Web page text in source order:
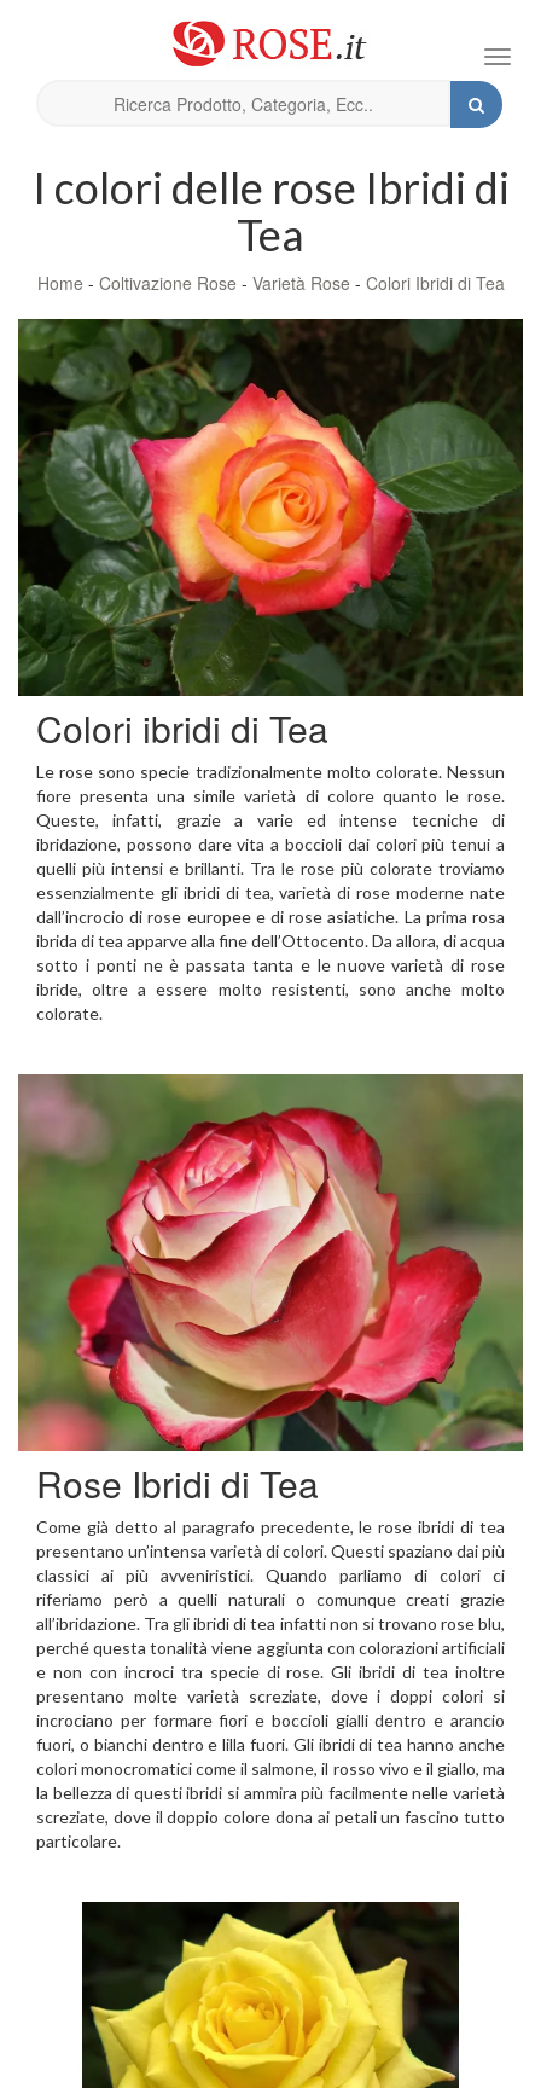
I colori delle rose Ibridi di
Tea
Home - Coltivazione Rose - Varietà Rose - Colori Ibridi di Tea
Colori ibridi di Tea
Le rose sono specie tradizionalmente molto colorate. Nessun
fiore presenta una simile varietà di colore quanto le rose.
Queste, infatti, grazie a varie ed intense tecniche di
ibridazione, possono dare vita a boccioli dai colori più tenui a
quelli più intensi e brillanti. Tra le rose più colorate troviamo
essenzialmente gli ibridi di tea, varietà di rose moderne nate
dall’incrocio di rose europee e di rose asiatiche. La prima rosa
ibrida di tea apparve alla fine dell’Ottocento. Da allora, di acqua
sotto i ponti ne è passata tanta e le nuove varietà di rose
ibride, oltre a essere molto resistenti, sono anche molto
colorate.
Rose Ibridi di Tea
Come già detto al paragrafo precedente, le rose ibridi di tea
presentano un’intensa varietà di colori. Questi spaziano dai più
classici ai più avveniristici. Quando parliamo di colori ci
riferiamo però a quelli naturali o comunque creati grazie
all’ibridazione. Tra gli ibridi di tea infatti non si trovano rose blu,
perché questa tonalità viene aggiunta con colorazioni artificiali
e non con incroci tra specie di rose. Gli ibridi di tea inoltre
presentano molte varietà screziate, dove i doppi colori si
incrociano per formare fiori e boccioli gialli dentro e arancio
fuori, o bianchi dentro e lilla fuori. Gli ibridi di tea hanno anche
colori monocromatici come il salmone, il rosso vivo e il giallo, ma
la bellezza di questi ibridi si ammira più facilmente nelle varietà
screziate, dove il doppio colore dona ai petali un fascino tutto
particolare.